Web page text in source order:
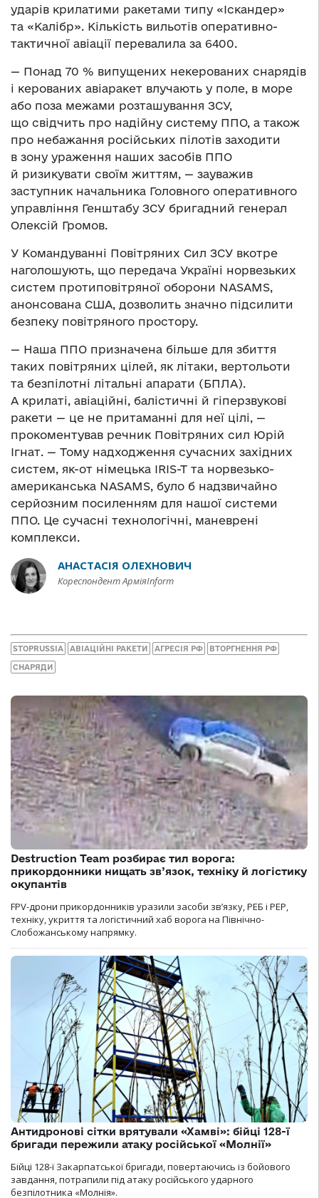
ударів крилатими ракетами типу «Іскандер»
та «Калібр». Кількість вильотів оперативно-
тактичної авіації перевалила за 6400.
— Понад 70 % випущених некерованих снарядів
і керованих авіаракет влучають у поле, в море
або поза межами розташування ЗСУ,
що свідчить про надійну систему ППО, а також
про небажання російських пілотів заходити
в зону ураження наших засобів ППО
й ризикувати своїм життям, — зауважив
заступник начальника Головного оперативного
управління Генштабу ЗСУ бригадний генерал
Олексій Громов.
У Командуванні Повітряних Сил ЗСУ вкотре
наголошують, що передача Україні норвезьких
систем протиповітряної оборони NASAMS,
анонсована США, дозволить значно підсилити
безпеку повітряного простору.
— Наша ППО призначена більше для збиття
таких повітряних цілей, як літаки, вертольоти
та безпілотні літальні апарати (БПЛА).
А крилаті, авіаційні, балістичні й гіперзвукові
ракети — це не притаманні для неї цілі, —
прокоментував речник Повітряних сил Юрій
Ігнат. — Тому надходження сучасних західних
систем, як-от німецька IRIS-T та норвезько-
американська NASAMS, було б надзвичайно
серйозним посиленням для нашої системи
ППО. Це сучасні технологічні, маневрені
комплекси.
АНАСТАСІЯ ОЛЕХНОВИЧ
Кореспондент АрміяInform
STOPRUSSIA АВІАЦІЙНІ РАКЕТИ АГРЕСІЯ РФ ВТОРГНЕННЯ РФ
СНАРЯДИ
Destruction Team розбирає тил ворога:
прикордонники нищать зв’язок, техніку й логістику
окупантів
FPV-дрони прикордонників уразили засоби зв’язку, РЕБ і РЕР,
техніку, укриття та логістичний хаб ворога на Північно-
Слобожанському напрямку.
Антидронові сітки врятували «Хамві»: бійці 128-ї
бригади пережили атаку російської «Молнії»
Бійці 128-ї Закарпатської бригади, повертаючись із бойового
завдання, потрапили під атаку російського ударного
безпілотника «Молнія».